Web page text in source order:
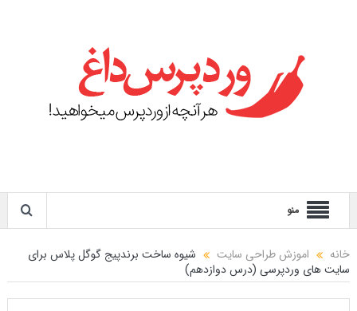
منو
خانه اموزش طراحی سایت
شیوه ساخت برندپیج گوگل پلاس برای
سایت های وردپرسی (درس دوازدهم)